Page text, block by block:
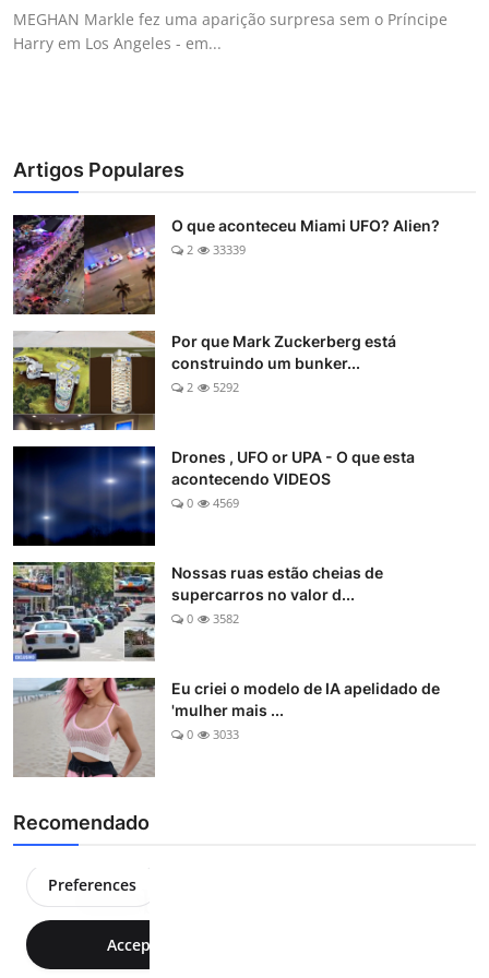
MEGHAN Markle fez uma aparição surpresa sem o Príncipe
Harry em Los Angeles - em...
Artigos Populares
O que aconteceu Miami UFO? Alien?
2 33339
Por que Mark Zuckerberg está
construindo um bunker...
2 5292
Drones , UFO or UPA - O que esta
acontecendo VIDEOS
0 4569
Nossas ruas estão cheias de
supercarros no valor d...
0 3582
Eu criei o modelo de IA apelidado de
'mulher mais ...
0 3033
Recomendado